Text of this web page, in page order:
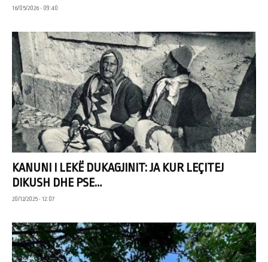
16/05/2026 • 09:40
KANUNI I LEKË DUKAGJINIT: JA KUR LEÇITEJ
DIKUSH DHE PSE…
20/12/2025 • 12:07